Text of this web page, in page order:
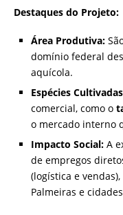
Destaques do Projeto:
Área Produtiva:
domínio federal
aquícola.
Espécies
comercial, como o
o mercado interno
Impacto Social: A
de empregos
(logística e
Palmeiras e